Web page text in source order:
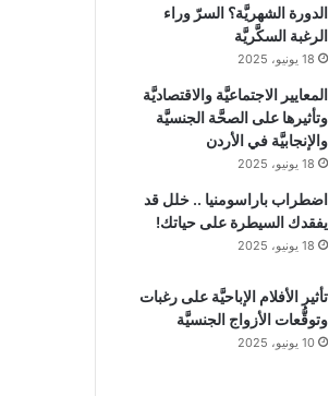
الدورة الشهريَّة؟ السرّ وراء
الرغبة السكَّريَّة
18 يونيو، 2025
المعايير الاجتماعيَّة والاقتصاديَّة
وتأثيرها على الصحَّة الجنسيَّة
والإنجابيَّة في الأردن
18 يونيو، 2025
اضطراب باراسومنيا .. خلل قد
يفقدك السيطرة على حياتك!
18 يونيو، 2025
تأثير الأفلام الإباحيَّة على رغبات
وتوقُّعات الأزواج الجنسيَّة
10 يونيو، 2025